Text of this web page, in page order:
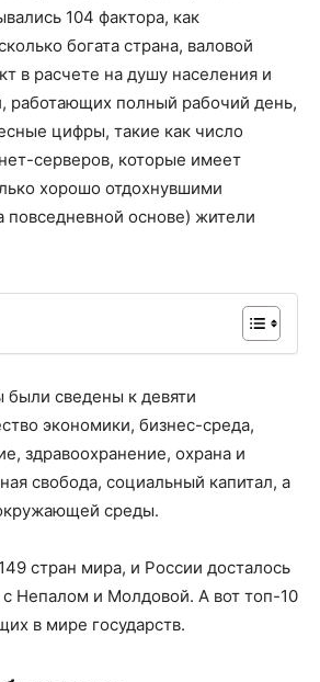
104 фактора, как
богата страна, валовой
в расчете на душу населения и
работающих полный рабочий день,
цифры, такие как число
серверов, которые имеет
хорошо отдохнувшими
повседневной основе) жители
были сведены к девяти
экономики, бизнес-среда,
здравоохранение, охрана и
свобода, социальный капитал, а
среды.
стран мира, и России досталось
Непалом и Молдовой. А вот топ-10
в мире государств.